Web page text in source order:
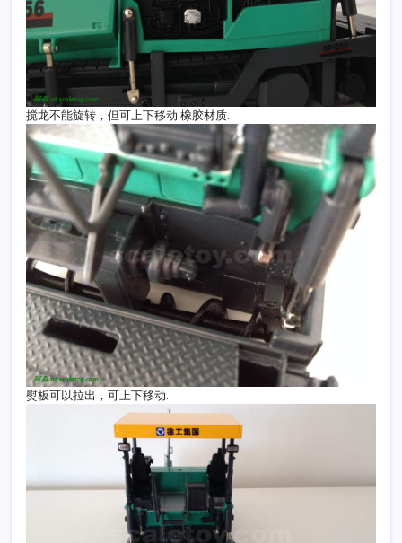
搅龙不能旋转，但可上下移动.橡胶材质.
熨板可以拉出，可上下移动.